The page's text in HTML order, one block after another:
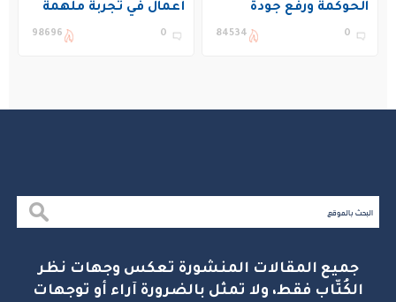
الحوكمة ورفع جودة
التعليم في المملكة
0
84534
أعمال في تجربة ملهمة
بنادي غراس الصيفي
0
98696
جميع المقالات المنشورة تعكس وجهات نظر
الكُتّاب فقط، ولا تمثل بالضرورة آراء أو توجهات